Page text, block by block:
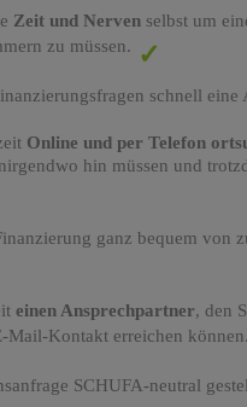
Zeit und Nervenselbst um
zu müssen.
schnell eine
Online und per Telefon
hin müssen und
ganz bequem von
einen Ansprechpartner, den
Mail-Kontakt erreichen können.
SCHUFA-neutral